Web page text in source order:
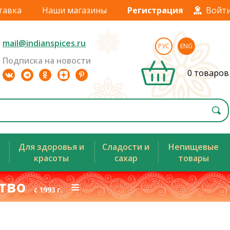
Наши магазины Регистрация
mail@indianspices.ru
Подписка на новости
РУС ENG
0 товаров
Для здоровья и
красоты
Сладости и
сахар
Непищевые
товары
с 1993 г.≡